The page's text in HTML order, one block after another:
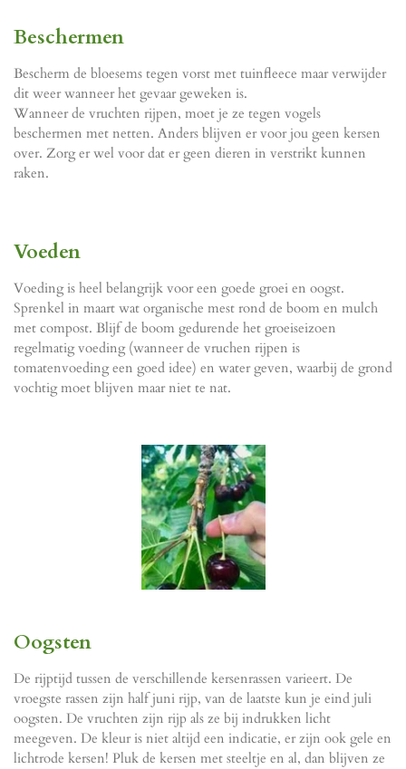
Beschermen
Bescherm de bloesems tegen vorst met tuinfleece maar verwijder
dit weer wanneer het gevaar geweken is.
Wanneer de vruchten rijpen, moet je ze tegen vogels
beschermen met netten. Anders blijven er voor jou geen kersen
over. Zorg er wel voor dat er geen dieren in verstrikt kunnen
raken.
Voeden
Voeding is heel belangrijk voor een goede groei en oogst.
Sprenkel in maart wat organische mest rond de boom en mulch
met compost. Blijf de boom gedurende het groeiseizoen
regelmatig voeding (wanneer de vruchen rijpen is
tomatenvoeding een goed idee) en water geven, waarbij de grond
vochtig moet blijven maar niet te nat.
Oogsten
De rijptijd tussen de verschillende kersenrassen varieert. De
vroegste rassen zijn half juni rijp, van de laatste kun je eind juli
oogsten. De vruchten zijn rijp als ze bij indrukken licht
meegeven. De kleur is niet altijd een indicatie, er zijn ook gele en
lichtrode kersen! Pluk de kersen met steeltje en al, dan blijven ze